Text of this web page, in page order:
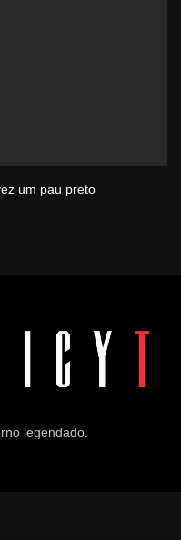
um pau preto
legendado.